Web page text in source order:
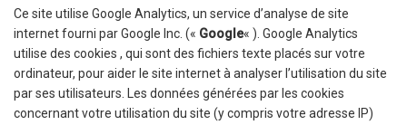
Ce site utilise Google Analytics, un service d’analyse de site
internet fourni par Google Inc. (« Google« ). Google Analytics
utilise des cookies , qui sont des fichiers texte placés sur votre
ordinateur, pour aider le site internet à analyser l’utilisation du site
par ses utilisateurs. Les données générées par les cookies
concernant votre utilisation du site (y compris votre adresse IP)